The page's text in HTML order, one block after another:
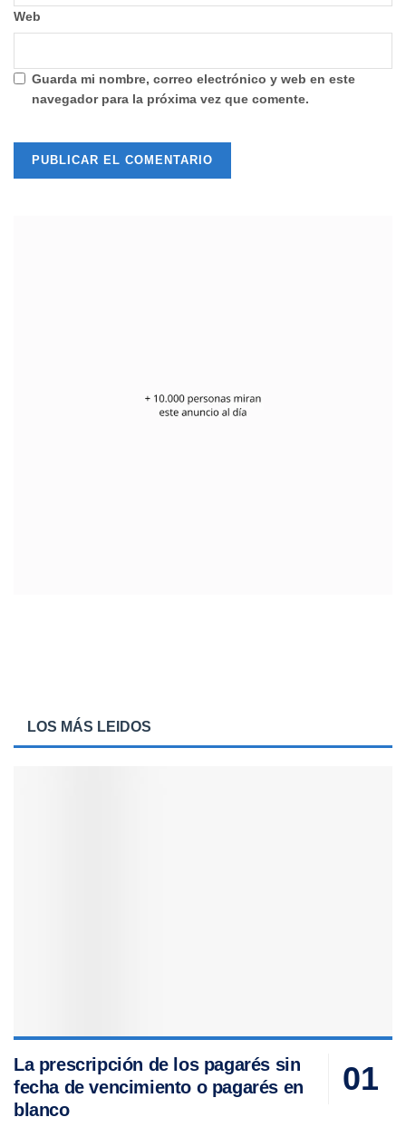
Web
Guarda mi nombre, correo electrónico y web en este
navegador para la próxima vez que comente.
LOS MÁS LEIDOS
La prescripción de los pagarés sin
fecha de vencimiento o pagarés en
blanco